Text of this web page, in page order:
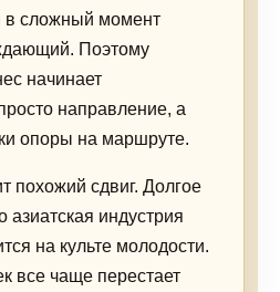
в сложный момент
Поэтому
начинает
направление, а
опоры на маршруте.
похожий сдвиг. Долгое
азиатская индустрия
на культе молодости.
все чаще перестает